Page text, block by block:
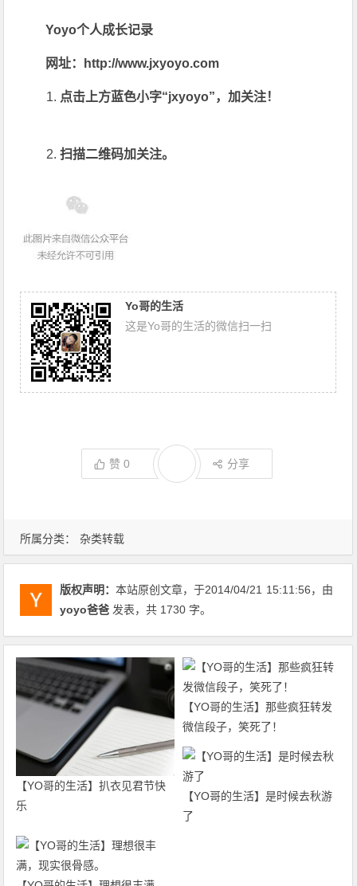
所属分类： 杂类转载
Yoyo个人成长记录
网址：http://www.jxyoyo.com
点击上方蓝色小字“jxyoyo”，加关注！
扫描二维码加关注。
Yo哥的生活
这是Yo哥的生活的微信扫一扫
赞0 分享
版权声明：本站原创文章，于2014/04/21 15:11:56，由
yoyo爸爸 发表，共 1730 字。
【YO哥的生活】扒衣见君节快
乐
【YO哥的生活】那些疯狂转发
微信段子，笑死了！
【YO哥的生活】是时候去秋游
了